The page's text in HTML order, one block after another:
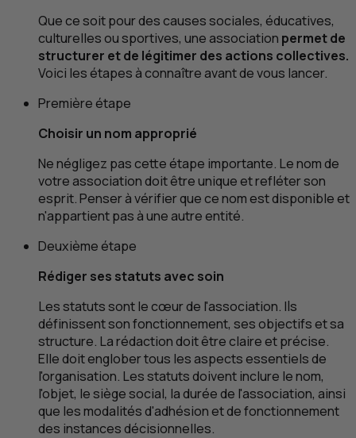
Que ce soit pour des causes sociales, éducatives,
culturelles ou sportives, une association permet de
structurer et de légitimer des actions collectives.
Voici les étapes à connaître avant de vous lancer.
Première étape
Choisir un nom approprié
Ne négligez pas cette étape importante. Le nom de
votre association doit être unique et refléter son
esprit. Penser à vérifier que ce nom est disponible et
n'appartient pas à une autre entité.
Deuxième étape
Rédiger ses statuts avec soin
Les statuts sont le cœur de l'association. Ils
définissent son fonctionnement, ses objectifs et sa
structure. La rédaction doit être claire et précise.
Elle doit englober tous les aspects essentiels de
l'organisation. Les statuts doivent inclure le nom,
l'objet, le siège social, la durée de l'association, ainsi
que les modalités d'adhésion et de fonctionnement
des instances décisionnelles.